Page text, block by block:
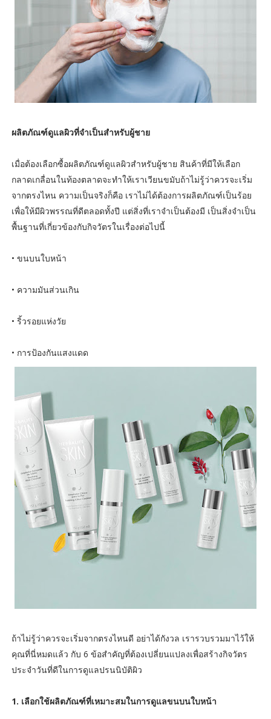
ผลิตภัณฑ์ดูแลผิวที่จำเป็นสำหรับผู้ชาย
เมื่อต้องเลือกซื้อผลิตภัณฑ์ดูแลผิวสำหรับผู้ชาย สินค้าที่มีให้เลือก
กลาดเกลื่อนในท้องตลาดจะทำให้เราเวียนขมับถ้าไม่รู้ว่าควรจะเริ่ม
จากตรงไหน ความเป็นจริงก็คือ เราไม่ได้ต้องการผลิตภัณฑ์เป็นร้อย
เพื่อให้มีผิวพรรณที่ดีตลอดทั้งปี แต่สิ่งที่เราจำเป็นต้องมี เป็นสิ่งจำเป็น
พื้นฐานที่เกี่ยวข้องกับกิจวัตรในเรื่องต่อไปนี้
• ขนบนใบหน้า
• ความมันส่วนเกิน
• ริ้วรอยแห่งวัย
• การป้องกันแสงแดด
ถ้าไม่รู้ว่าควรจะเริ่มจากตรงไหนดี อย่าได้กังวล เรารวบรวมมาไว้ให้
คุณที่นี่หมดแล้ว กับ 6 ข้อสำคัญที่ต้องเปลี่ยนแปลงเพื่อสร้างกิจวัตร
ประจำวันที่ดีในการดูแลปรนนิบัติผิว
1. เลือกใช้ผลิตภัณฑ์ที่เหมาะสมในการดูแลขนบนใบหน้า